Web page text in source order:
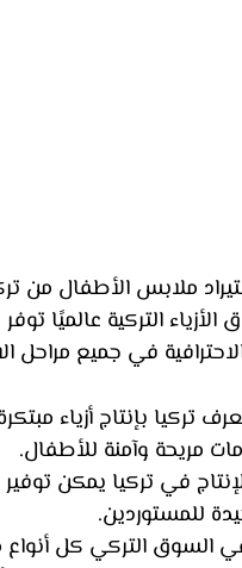
ملابس الأطفال من
التركية عالميًا
في جميع مراحل
تركيا بإنتاج أزياء
مريحة وآمنة للأطفال.
في تركيا يمكن
للمستوردين.
السوق التركي كل